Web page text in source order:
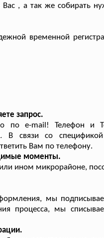
Вас , а так же собирать
временной
запрос.
по e-mail! Телефон и
В связи со
Вам по телефону.
моменты.
ином микрорайоне,
мы
процесса, мы